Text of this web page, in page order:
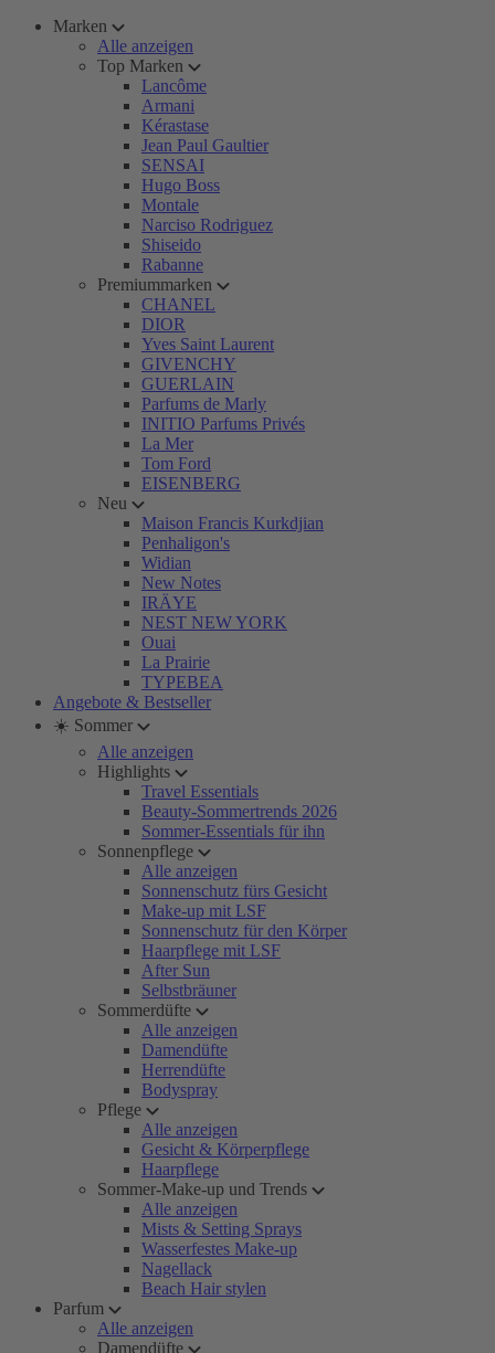
Marken
Alle anzeigen
Top Marken
Lancôme
Armani
Kérastase
Jean Paul Gaultier
SENSAI
Hugo Boss
Montale
Narciso Rodriguez
Shiseido
Rabanne
Premiummarken
CHANEL
DIOR
Yves Saint Laurent
GIVENCHY
GUERLAIN
Parfums de Marly
INITIO Parfums Privés
La Mer
Tom Ford
EISENBERG
Neu
Maison Francis Kurkdjian
Penhaligon's
Widian
New Notes
IRÄYE
NEST NEW YORK
Ouai
La Prairie
TYPEBEA
Angebote & Bestseller
☀️ Sommer
Alle anzeigen
Highlights
Travel Essentials
Beauty-Sommertrends 2026
Sommer-Essentials für ihn
Sonnenpflege
Alle anzeigen
Sonnenschutz fürs Gesicht
Make-up mit LSF
Sonnenschutz für den Körper
Haarpflege mit LSF
After Sun
Selbstbräuner
Sommerdüfte
Alle anzeigen
Damendüfte
Herrendüfte
Bodyspray
Pflege
Alle anzeigen
Gesicht & Körperpflege
Haarpflege
Sommer-Make-up und Trends
Alle anzeigen
Mists & Setting Sprays
Wasserfestes Make-up
Nagellack
Beach Hair stylen
Parfum
Alle anzeigen
Damendüfte